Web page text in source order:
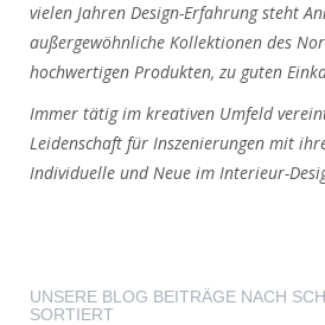
vielen Jahren Design-Erfahrung steht
außergewöhnliche Kollektionen des
hochwertigen Produkten, zu guten
Immer tätig im kreativen Umfeld
Leidenschaft für Inszenierungen mit
Individuelle und Neue im Interieur-
UNSERE BLOG BEITRÄGE NACH
SORTIERT